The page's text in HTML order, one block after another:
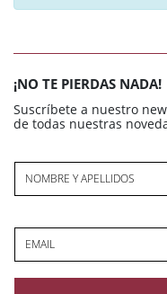
¡NO TE PIERDAS NADA!
Suscríbete a nuestro
de todas nuestras
NOMBRE Y APELLIDOS
EMAIL